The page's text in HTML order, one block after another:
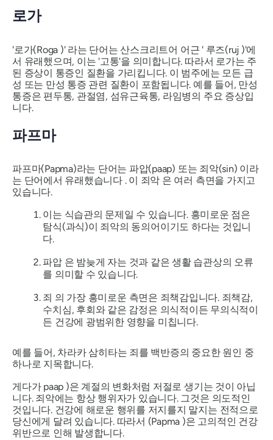
로가
'로가(Roga )' 라는 단어는 산스크리트어 어근 ' 루즈(ruj )'에
서 유래했으며, 이는 '고통'을 의미합니다. 따라서 로가는 주
된 증상이 통증인 질환을 가리킵니다. 이 범주에는 모든 급
성 또는 만성 통증 관련 질환이 포함됩니다. 예를 들어, 만성
통증은 편두통, 관절염, 섬유근육통, 라임병의 주요 증상입
니다.
파프마
파프마(Papma)라는 단어는 파압(paap) 또는 죄악(sin) 이라
는 단어에서 유래했습니다 . 이 죄악 은 여러 측면을 가지고
있습니다.
이는 식습관의 문제일 수 있습니다. 흥미로운 점은
탐식(과식)이 죄악의 동의어이기도 하다는 것입니
다.
파압 은 밤늦게 자는 것과 같은 생활 습관상의 오류
를 의미할 수 있습니다.
죄 의 가장 흥미로운 측면은 죄책감입니다. 죄책감,
수치심, 후회와 같은 감정은 의식적이든 무의식적이
든 건강에 광범위한 영향을 미칩니다.
예를 들어, 차라카 삼히타는 죄를 백반증의 중요한 원인 중
하나로 지목합니다.
게다가 paap )은 계절의 변화처럼 저절로 생기는 것이 아닙
니다. 죄악에는 항상 행위자가 있습니다. 그것은 의도적인
것입니다. 건강에 해로운 행위를 저지를지 말지는 전적으로
당신에게 달려 있습니다. 따라서 (Papma )은 고의적인 건강
위반으로 인해 발생합니다.